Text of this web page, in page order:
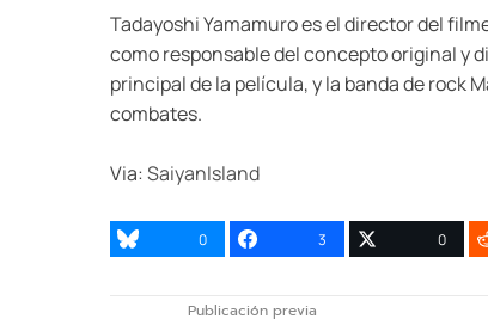
Tadayoshi Yamamuro es el director del
como responsable del concepto original y
principal de la película, y la banda de rock
combates.
Via:SaiyanIsland
0 3 0
Publicación previa